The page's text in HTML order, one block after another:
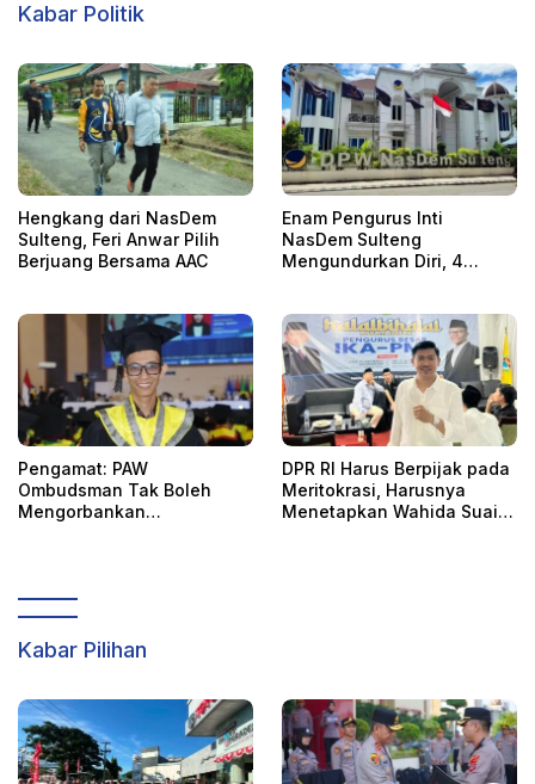
Kabar Politik
Hengkang dari NasDem
Sulteng, Feri Anwar Pilih
Berjuang Bersama AAC
Enam Pengurus Inti
NasDem Sulteng
Mengundurkan Diri, 4
Pengamat: PAW
Ombudsman Tak Boleh
Mengorbankan
DPR RI Harus Berpijak pada
Meritokrasi, Harusnya
Menetapkan Wahida Suaib
Kabar Pilihan